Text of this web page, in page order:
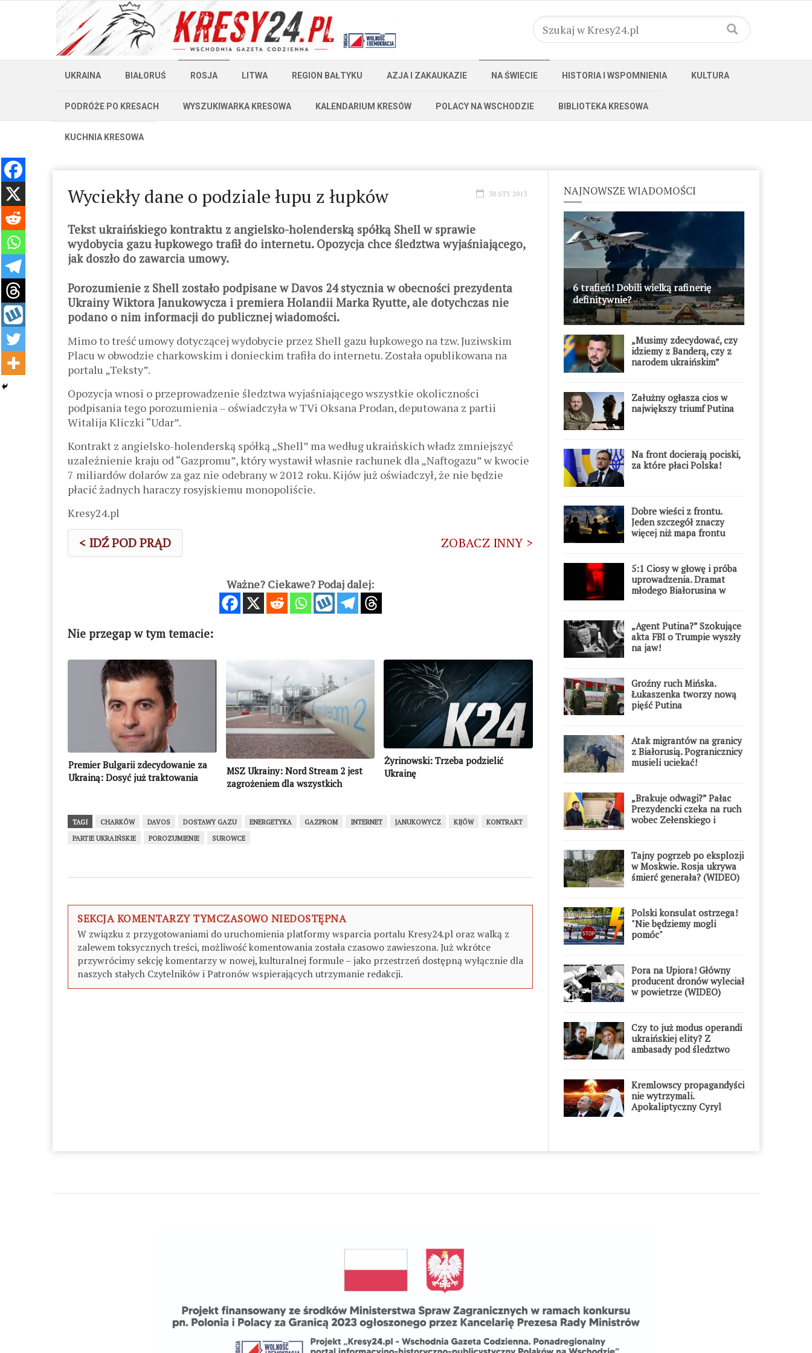
UKRAINA BIAŁORUŚ ROSJA LITWA REGION BAŁTYKU AZJA I ZAKAUKAZIE NA ŚWIECIE HISTORIA I WSPOMNIENIA KULTURA
PODRÓŻE PO KRESACH WYSZUKIWARKA KRESOWA KALENDARIUM KRESÓW POLACY NA WSCHODZIE BIBLIOTEKA KRESOWA
KUCHNIA KRESOWA
Wyciekły dane o podziale łupu z łupków 30 STY 2013
Tekst ukraińskiego kontraktu z angielsko-holenderską spółką Shell w sprawie
wydobycia gazu łupkowego trafił do internetu. Opozycja chce śledztwa wyjaśniającego,
jak doszło do zawarcia umowy.
Porozumienie z Shell zostało podpisane w Davos 24 stycznia w obecności prezydenta
Ukrainy Wiktora Janukowycza i premiera Holandii Marka Ryutte, ale dotychczas nie
podano o nim informacji do publicznej wiadomości.
Mimo to treść umowy dotyczącej wydobycie przez Shell gazu łupkowego na tzw. Juziwskim
Placu w obwodzie charkowskim i donieckim trafiła do internetu. Została opublikowana na
portalu „Teksty”.
Opozycja wnosi o przeprowadzenie śledztwa wyjaśniającego wszystkie okoliczności
podpisania tego porozumienia – oświadczyła w TVi Oksana Prodan, deputowana z partii
Witalija Kliczki “Udar”.
Kontrakt z angielsko-holenderską spółką „Shell” ma według ukraińskich władz zmniejszyć
uzależnienie kraju od “Gazpromu”, który wystawił własnie rachunek dla „Naftogazu” w kwocie
7 miliardów dolarów za gaz nie odebrany w 2012 roku. Kijów już oświadczył, że nie będzie
płacić żadnych haraczy rosyjskiemu monopoliście.
Kresy24.pl
< IDŹ POD PRĄD ZOBACZ INNY >
Ważne? Ciekawe? Podaj dalej:
Nie przegap w tym temacie:
Premier Bulgarii zdecydowanie za
Ukrainą: Dosyć już traktowania
MSZ Ukrainy: Nord Stream 2 jest
zagrożeniem dla wszystkich
Żyrinowski: Trzeba podzielić
Ukrainę
TAGI CHARKÓW DAVOS DOSTAWY GAZU ENERGETYKA GAZPROM INTERNET JANUKOWYCZ KIJÓW
KONTRAKT
PARTIE UKRAIŃSKIE
POROZUMIENIE SUROWCE
SEKCJA KOMENTARZY TYMCZASOWO NIEDOSTĘPNA
W związku z przygotowaniami do uruchomienia platformy wsparcia portalu Kresy24.pl oraz walką z
zalewem toksycznych treści, możliwość komentowania została czasowo zawieszona. Już wkrótce
przywrócimy sekcję komentarzy w nowej, kulturalnej formule – jako przestrzeń dostępną wyłącznie dla
naszych stałych Czytelników i Patronów wspierających utrzymanie redakcji.
NAJNOWSZE WIADOMOŚCI
6 trafień! Dobili wielką rafinerię
definitywnie?
„Musimy zdecydować, czy
idziemy z Banderą, czy z
narodem ukraińskim”
Załużny ogłasza cios w
największy triumf Putina
Na front docierają pociski,
za które płaci Polska!
Dobre wieści z frontu.
Jeden szczegół znaczy
więcej niż mapa frontu
5:1 Ciosy w głowę i próba
uprowadzenia. Dramat
młodego Białorusina w
„Agent Putina?” Szokujące
akta FBI o Trumpie wyszły
na jaw!
Groźny ruch Mińska.
Łukaszenka tworzy nową
pięść Putina
Atak migrantów na granicy
z Białorusią. Pogranicznicy
musieli uciekać!
„Brakuje odwagi?” Pałac
Prezydencki czeka na ruch
wobec Zełenskiego i
Tajny pogrzeb po eksplozji
w Moskwie. Rosja ukrywa
śmierć generała? (WIDEO)
Polski konsulat ostrzega!
"Nie będziemy mogli
pomóc"
Pora na Upiora! Główny
producent dronów wyleciał
w powietrze (WIDEO)
Czy to już modus operandi
ukraińskiej elity? Z
ambasady pod śledztwo
Kremlowscy propagandyści
nie wytrzymali.
Apokaliptyczny Cyryl